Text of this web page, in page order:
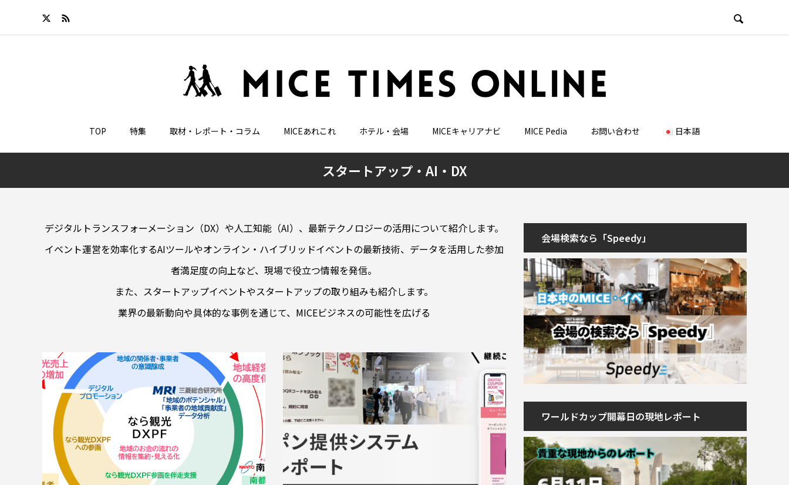

TOP 特集 取材・レポート・コラム MICEあれこれ ホテル・会場 MICEキャリアナビ MICE Pedia お問い合わせ 日本語
スタートアップ・AI・DX
デジタルトランスフォーメーション（DX）や人工知能（AI）、最新テクノロジーの活用について紹介します。
イベント運営を効率化するAIツールやオンライン・ハイブリッドイベントの最新技術、データを活用した参加
者満足度の向上など、現場で役立つ情報を発信。
また、スタートアップイベントやスタートアップの取り組みも紹介します。
業界の最新動向や具体的な事例を通じて、MICEビジネスの可能性を広げる
会場検索なら「Speedy」
ワールドカップ開幕日の現地レポート